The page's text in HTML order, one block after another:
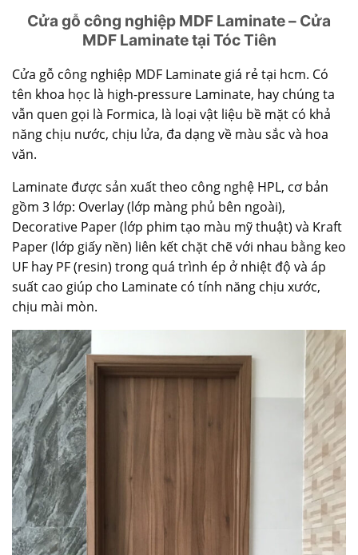
Cửa gỗ công nghiệp MDF Laminate – Cửa
MDF Laminate tại Tóc Tiên
Cửa gỗ công nghiệp MDF Laminate giá rẻ tại hcm. Có
tên khoa học là high-pressure Laminate, hay chúng ta
vẫn quen gọi là Formica, là loại vật liệu bề mặt có khả
năng chịu nước, chịu lửa, đa dạng về màu sắc và hoa
văn.
Laminate được sản xuất theo công nghệ HPL, cơ bản
gồm 3 lớp: Overlay (lớp màng phủ bên ngoài),
Decorative Paper (lớp phim tạo màu mỹ thuật) và Kraft
Paper (lớp giấy nền) liên kết chặt chẽ với nhau bằng keo
UF hay PF (resin) trong quá trình ép ở nhiệt độ và áp
suất cao giúp cho Laminate có tính năng chịu xước,
chịu mài mòn.